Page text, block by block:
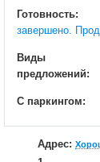
Готовность:
завершено.
Виды
предложений:
С паркингом:
Адрес: